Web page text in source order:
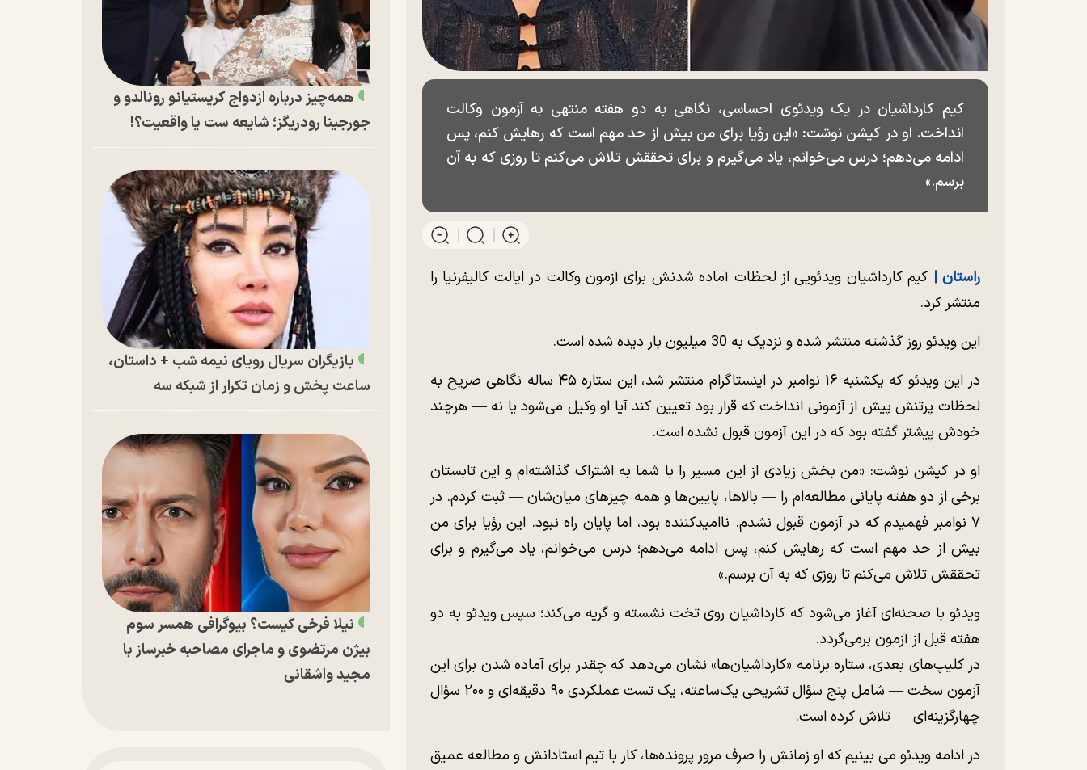
کیم کارداشیان در یک ویدئوی احساسی، نگاهی به دو هفته منتهی به آزمون وکالت
انداخت. او در کپشن نوشت: «این رؤیا برای من بیش از حد مهم است که رهایش کنم، پس
ادامه می‌دهم؛ درس می‌خوانم، یاد می‌گیرم و برای تحققش تلاش می‌کنم تا روزی که به آن
برسم.»
راستان | کیم کارداشیان ویدئویی از لحظات آماده شدنش برای آزمون وکالت در ایالت کالیفرنیا را
منتشر کرد.
این ویدئو روز گذشته منتشر شده و نزدیک به 30 میلیون بار دیده شده است.
در این ویدئو که یکشنبه ۱۶ نوامبر در اینستاگرام منتشر شد، این ستاره ۴۵ ساله نگاهی صریح به
لحظات پرتنش پیش از آزمونی انداخت که قرار بود تعیین کند آیا او وکیل می‌شود یا نه — هرچند
خودش پیشتر گفته بود که در این آزمون قبول نشده است.
او در کپشن نوشت: «من بخش زیادی از این مسیر را با شما به اشتراک گذاشته‌ام و این تابستان
برخی از دو هفته پایانی مطالعه‌ام را — بالاها، پایین‌ها و همه چیزهای میان‌شان — ثبت کردم. در
۷ نوامبر فهمیدم که در آزمون قبول نشدم. ناامیدکننده بود، اما پایان راه نبود. این رؤیا برای من
بیش از حد مهم است که رهایش کنم، پس ادامه می‌دهم؛ درس می‌خوانم، یاد می‌گیرم و برای
تحققش تلاش می‌کنم تا روزی که به آن برسم.»
ویدئو با صحنه‌ای آغاز می‌شود که کارداشیان روی تخت نشسته و گریه می‌کند؛ سپس ویدئو به دو
هفته قبل از آزمون برمی‌گردد.
در کلیپ‌های بعدی، ستاره برنامه «کارداشیان‌ها» نشان می‌دهد که چقدر برای آماده شدن برای این
آزمون سخت — شامل پنج سؤال تشریحی یک‌ساعته، یک تست عملکردی ۹۰ دقیقه‌ای و ۲۰۰ سؤال
چهارگزینه‌ای — تلاش کرده است.
در ادامه ویدئو می بینیم که او زمانش را صرف مرور پرونده‌ها، کار با تیم استادانش و مطالعه عمیق
همه‌چیز درباره ازدواج کریستیانو رونالدو و
جورجینا رودریگز؛ شایعه ست یا واقعیت؟!
بازیگران سریال رویای نیمه شب + داستان،
ساعت پخش و زمان تکرار از شبکه سه
نیلا فرخی کیست؟ بیوگرافی همسر سوم
بیژن مرتضوی و ماجرای مصاحبه خبرساز با
مجید واشقانی